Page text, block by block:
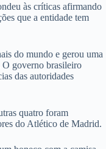
às críticas afirmando
que a entidade tem
do mundo e gerou uma
O governo brasileiro
das autoridades
quatro foram
do Atlético de Madrid.